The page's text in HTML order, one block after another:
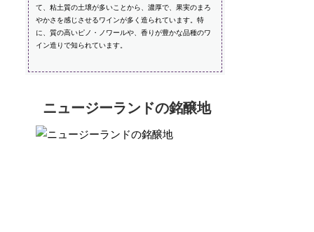
て、粘土質の土壌が多いことから、濃厚で、果実のまろ
やかさを感じさせるワインが多く造られています。特
に、質の高いピノ・ノワールや、香りが豊かな品種のワ
イン造りで知られています。
ニュージーランドの銘醸地